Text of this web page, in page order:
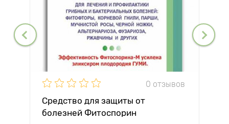
0 отзывов
Средство для защиты от
болезней Фитоспорин